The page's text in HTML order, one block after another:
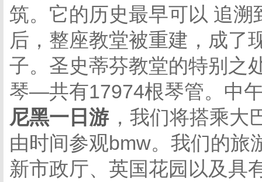
筑。它的历史最早可以 追
后，整座教堂被重建，成了
子。圣史蒂芬教堂的特别之
琴—共有17974根琴管。中
尼黑一日游 ，我们将搭乘
由时间参观bmw。我们的旅
新市政厅、英国花园以及具